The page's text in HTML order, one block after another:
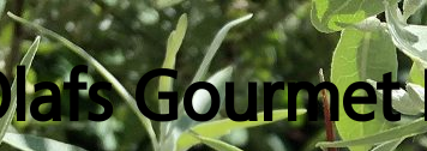
Gourmet